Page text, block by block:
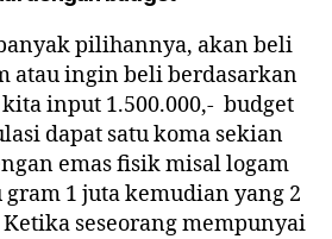
pilihannya, akan beli
atau ingin beli berdasarkan
input 1.500.000,- budget
dapat satu koma sekian
emas fisik misal logam
1 juta kemudian yang 2
seseorang mempunyai